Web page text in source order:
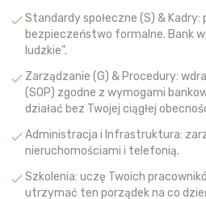
Standardy społeczne (S) & Kadry:
bezpieczeństwo formalne. Bank
ludzkie”.
Zarządzanie (G) & Procedury:
(SOP) zgodne z wymogami
działać bez Twojej ciągłej
Administracja i Infrastruktura:
nieruchomościami i telefonią.
Szkolenia: uczę Twoich
utrzymać ten porządek na co